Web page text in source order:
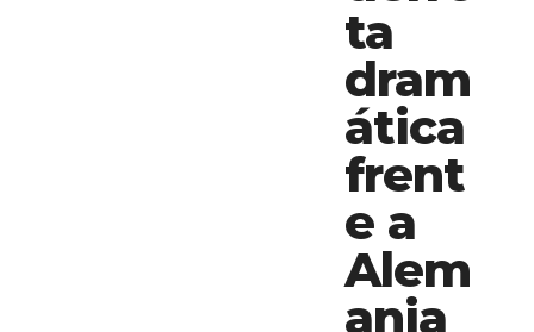
ta
dram
ática
frent
e a
Alem
ania